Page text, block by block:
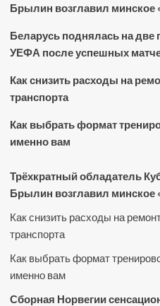
Брылин возглавил минское
Беларусь поднялась на две
УЕФА после успешных
Как снизить расходы на
транспорта
Как выбрать формат
именно вам
Трёхкратный обладатель
Брылин возглавил минское
Как снизить расходы на
транспорта
Как выбрать формат
именно вам
Сборная Норвегии